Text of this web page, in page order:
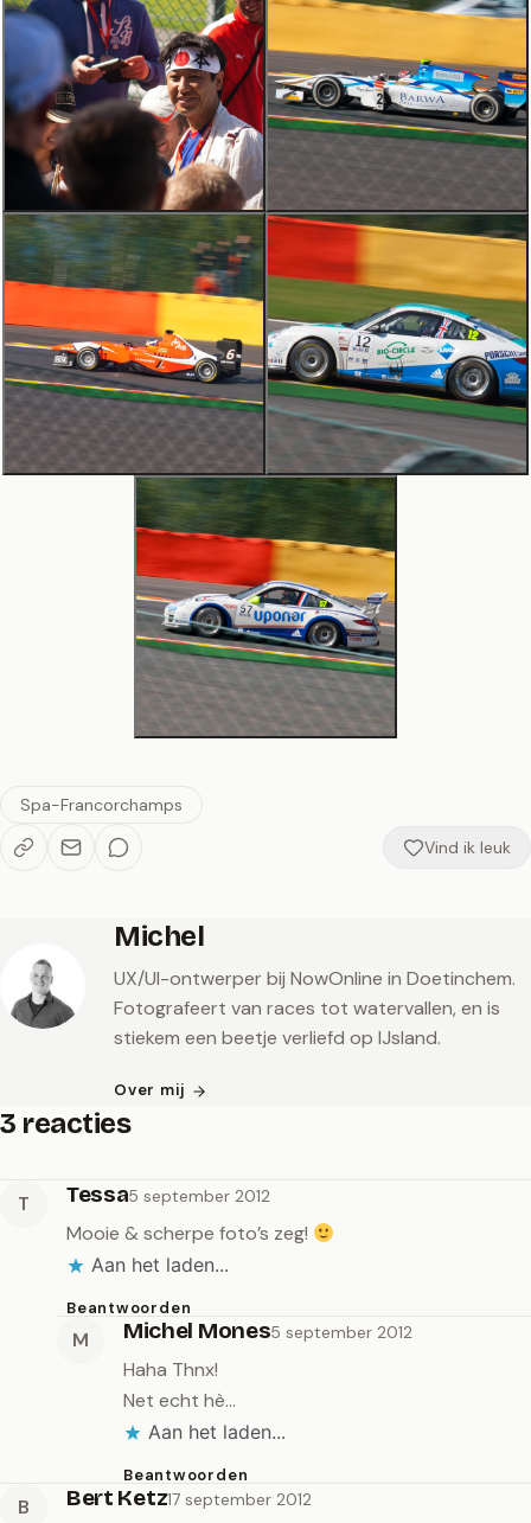
Spa-Francorchamps
Vind ik leuk
Michel
UX/UI-ontwerper bij NowOnline in Doetinchem.
Fotografeert van races tot watervallen, en is
stiekem een beetje verliefd op IJsland.
Over mij
3 reacties
T Tessa5 september 2012
Mooie & scherpe foto’s zeg!
Aan het laden...
Beantwoorden
M Michel Mones5 september 2012
Haha Thnx!
Net echt hè…
Aan het laden...
Beantwoorden
B Bert Ketz17 september 2012